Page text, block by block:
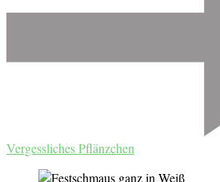
Vergessliches Pflänzchen